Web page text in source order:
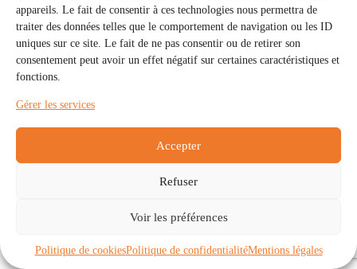
appareils. Le fait de consentir à ces technologies nous permettra de
traiter des données telles que le comportement de navigation ou les ID
uniques sur ce site. Le fait de ne pas consentir ou de retirer son
consentement peut avoir un effet négatif sur certaines caractéristiques et
fonctions.
Gérer les services
Accepter
Refuser
Voir les préférences
Politique de cookiesPolitique de confidentialitéMentions légales
Communautés
À propos
Politique de cookies (UE)